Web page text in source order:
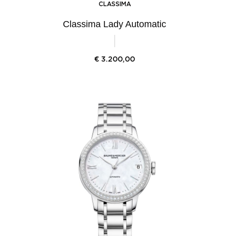
CLASSIMA
Classima Lady Automatic
€ 3.200,00